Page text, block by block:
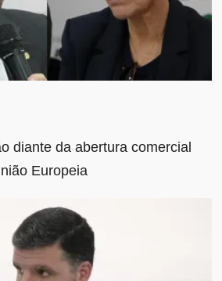
diante da abertura comercial
Europeia